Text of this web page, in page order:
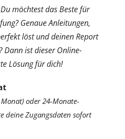
möchtest das Beste für
Genaue Anleitungen,
löst und deinen Report
Dann ist dieser Online-
Lösung für dich!
oder 24-Monate-
deine Zugangsdaten sofort